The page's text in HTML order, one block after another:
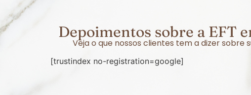
Depoimentos sobre a EFT
Veja o que nossos clientes tem a dizer sobre
[trustindex no-registration=google]